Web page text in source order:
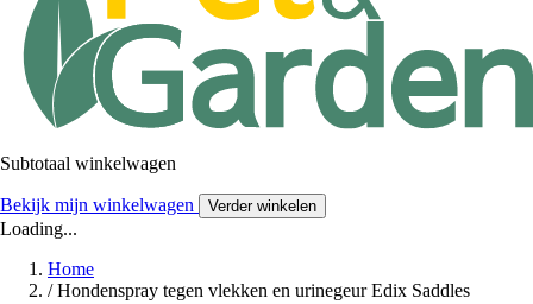
Subtotaal winkelwagen
Bekijk mijn winkelwagen Verder winkelen
Loading...
Home
/ Hondenspray tegen vlekken en urinegeur Edix Saddles